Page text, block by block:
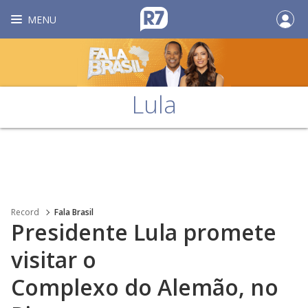
MENU
Lula
Record Fala Brasil
Presidente Lula promete
visitar o
Complexo do Alemão, no